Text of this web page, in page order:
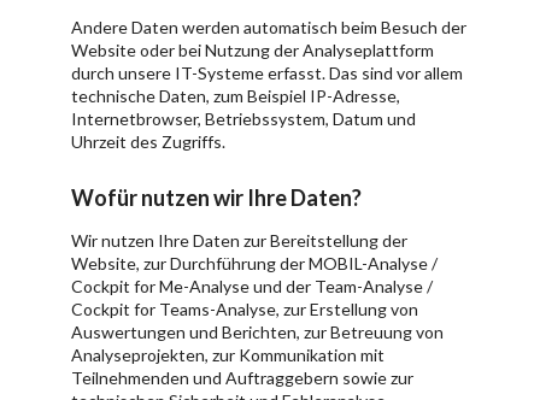
Andere Daten werden automatisch beim Besuch der
Website oder bei Nutzung der Analyseplattform
durch unsere IT-Systeme erfasst. Das sind vor allem
technische Daten, zum Beispiel IP-Adresse,
Internetbrowser, Betriebssystem, Datum und
Uhrzeit des Zugriffs.
Wofür nutzen wir Ihre Daten?
Wir nutzen Ihre Daten zur Bereitstellung der
Website, zur Durchführung der MOBIL-Analyse /
Cockpit for Me-Analyse und der Team-Analyse /
Cockpit for Teams-Analyse, zur Erstellung von
Auswertungen und Berichten, zur Betreuung von
Analyseprojekten, zur Kommunikation mit
Teilnehmenden und Auftraggebern sowie zur